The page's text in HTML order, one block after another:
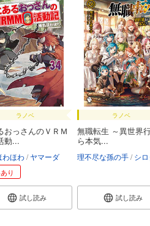
ラノベ
おっさんのＶＲＭ
動...
わほわ ヤマーダ
り
試し読み
ラノベ
無職転生 ～異世界
ら本気...
理不尽な孫の手 シ
試し読み